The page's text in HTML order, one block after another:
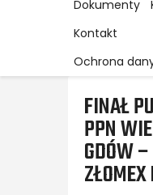
Dokumenty
Kontakt
Ochrona
FINAŁ
PPN
GDÓW